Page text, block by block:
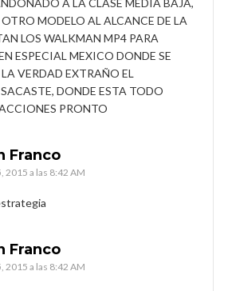
MODELO AL ALCANCE DE LA
LOS WALKMAN MP4 PARA
ESPECIAL MEXICO DONDE SE
VERDAD EXTRAÑO EL
DONDE ESTA TODO
PRONTO
Franco
2015 a las 8:42 AM
Franco
2015 a las 8:42 AM